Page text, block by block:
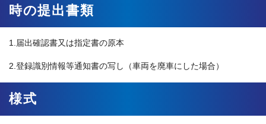
時の提出書類
1.届出確認書又は指定書の原本
2.登録識別情報等通知書の写し（車両を廃車にした場合）
様式